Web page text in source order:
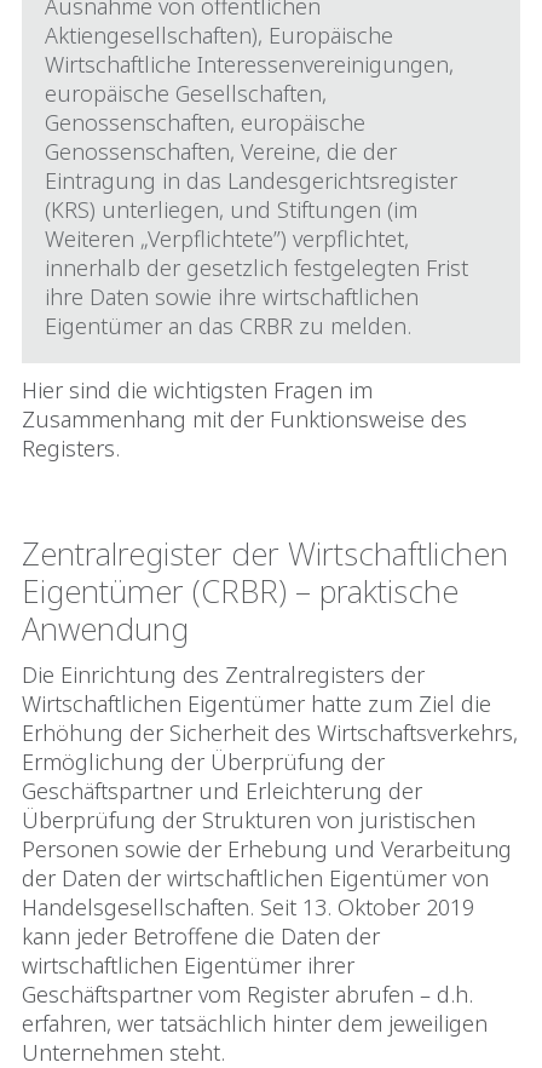
Aktiengesellschaften), Europäische
Wirtschaftliche Interessenvereinigungen,
europäische Gesellschaften,
Genossenschaften, europäische
Genossenschaften, Vereine, die der
Eintragung in das Landesgerichtsregister
(KRS) unterliegen, und Stiftungen (im
Weiteren „Verpflichtete”) verpflichtet,
innerhalb der gesetzlich festgelegten Frist
ihre Daten sowie ihre wirtschaftlichen
Eigentümer an das CRBR zu melden.
Hier sind die wichtigsten Fragen im
Zusammenhang mit der Funktionsweise des
Registers.
Zentralregister der Wirtschaftlichen
Eigentümer (CRBR) – praktische
Anwendung
Die Einrichtung des Zentralregisters der
Wirtschaftlichen Eigentümer hatte zum Ziel die
Erhöhung der Sicherheit des Wirtschaftsverkehrs,
Ermöglichung der Überprüfung der
Geschäftspartner und Erleichterung der
Überprüfung der Strukturen von juristischen
Personen sowie der Erhebung und Verarbeitung
der Daten der wirtschaftlichen Eigentümer von
Handelsgesellschaften. Seit 13. Oktober 2019
kann jeder Betroffene die Daten der
wirtschaftlichen Eigentümer ihrer
Geschäftspartner vom Register abrufen – d.h.
erfahren, wer tatsächlich hinter dem jeweiligen
Unternehmen steht.